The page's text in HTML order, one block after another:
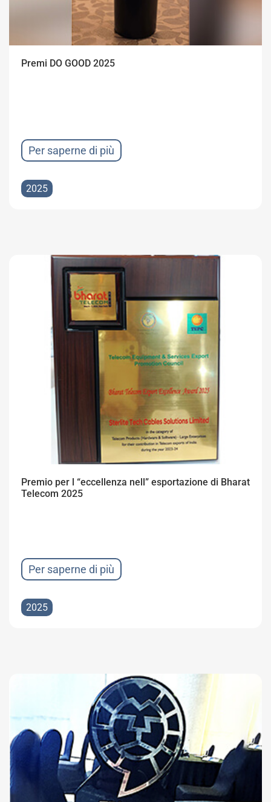
Premi DO GOOD 2025
Per saperne di più
2025
Premio per l “eccellenza nell” esportazione di Bharat
Telecom 2025
Per saperne di più
2025